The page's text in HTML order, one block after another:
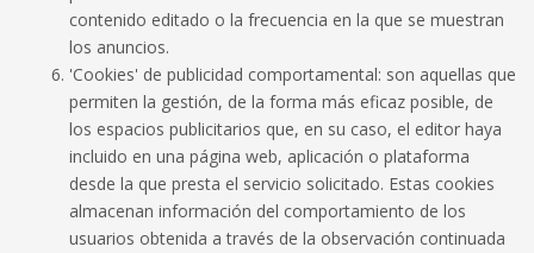
contenido editado o la frecuencia en la que se muestran
los anuncios.
'Cookies' de publicidad comportamental: son aquellas que
permiten la gestión, de la forma más eficaz posible, de
los espacios publicitarios que, en su caso, el editor haya
incluido en una página web, aplicación o plataforma
desde la que presta el servicio solicitado. Estas cookies
almacenan información del comportamiento de los
usuarios obtenida a través de la observación continuada